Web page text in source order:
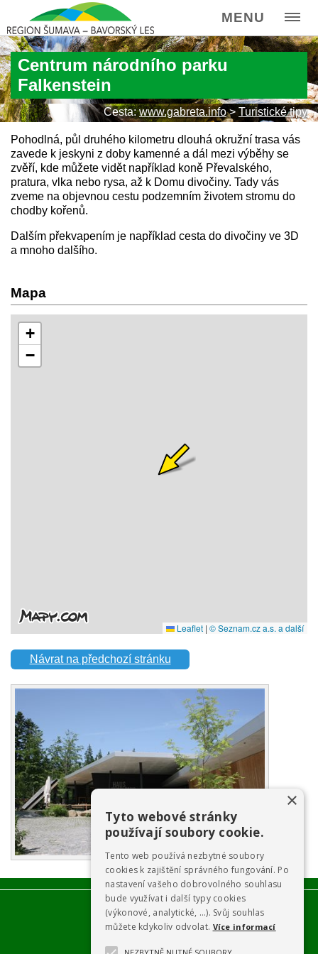
MENU
Centrum národního parku
Falkenstein
Cesta:www.gabreta.info>Turistické tipy
Pohodlná, půl druhého kilometru dlouhá okružní trasa vás
zavede k jeskyni z doby kamenné a dál mezi výběhy se
zvěří, kde můžete vidět například koně Převalského,
pratura, vlka nebo rysa, až k Domu divočiny. Tady vás
zveme na objevnou cestu podzemním životem stromu do
chodby kořenů.
Dalším překvapením je například cesta do divočiny ve 3D
a mnoho dalšího.
Mapa
Návrat na předchozí stránku
×
Tyto webové stránky
používají soubory cookie.
Tento web používá nezbytné soubory
cookies k zajištění správného fungování. Po
nastavení vašeho dobrovolného souhlasu
bude využívat i další typy cookies
(výkonové, analytické, …). Svůj souhlas
můžete kdykoliv odvolat. Více informací